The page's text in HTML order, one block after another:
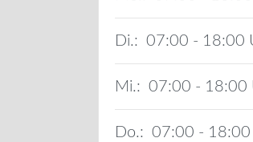
Di.: 07:00 - 18:00
Mi.: 07:00 - 18:00
Do.: 07:00 - 18:00